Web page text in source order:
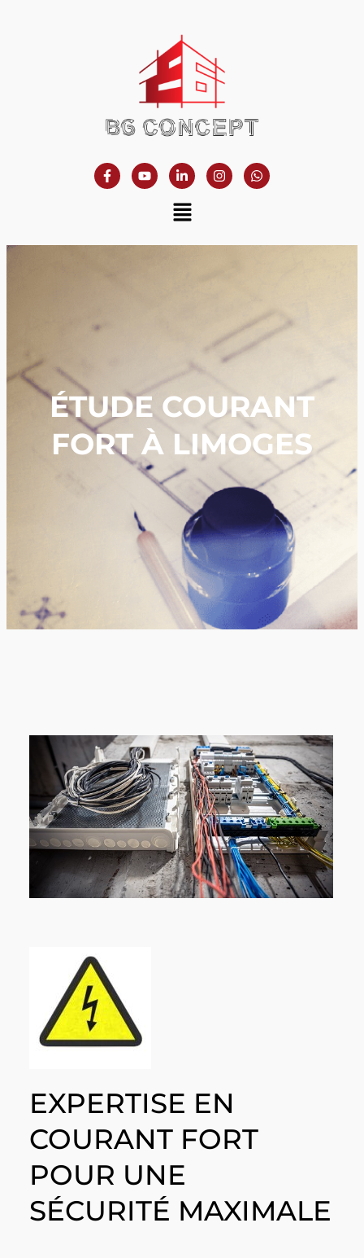
ÉTUDE COURANT
FORT À LIMOGES
EXPERTISE EN
COURANT FORT
POUR UNE
SÉCURITÉ MAXIMALE